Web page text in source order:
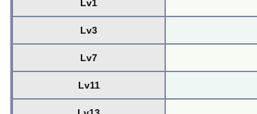
Lv1
Lv3
Lv7
Lv11